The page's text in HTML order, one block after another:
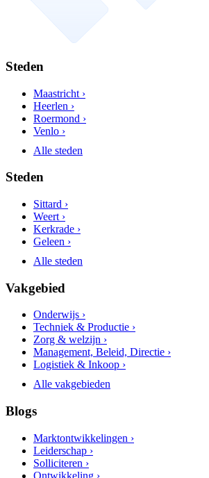
Steden
Maastricht ›
Heerlen ›
Roermond ›
Venlo ›
Alle steden
Steden
Sittard ›
Weert ›
Kerkrade ›
Geleen ›
Alle steden
Vakgebied
Onderwijs ›
Techniek & Productie ›
Zorg & welzijn ›
Management, Beleid, Directie ›
Logistiek & Inkoop ›
Alle vakgebieden
Blogs
Marktontwikkelingen ›
Leiderschap ›
Solliciteren ›
Ontwikkeling ›